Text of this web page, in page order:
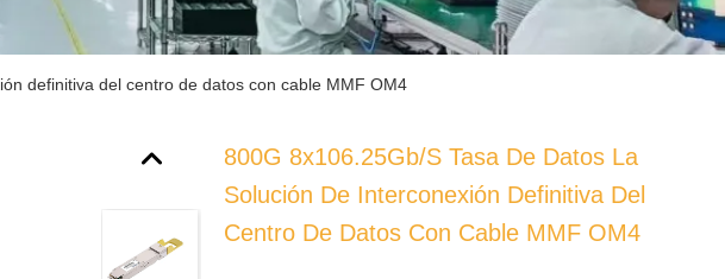
definitiva del centro de datos con cable MMF OM4
800G 8x106.25Gb/s Tasa De Datos La
Solución De Interconexión Definitiva Del
Centro De Datos Con Cable MMF OM4